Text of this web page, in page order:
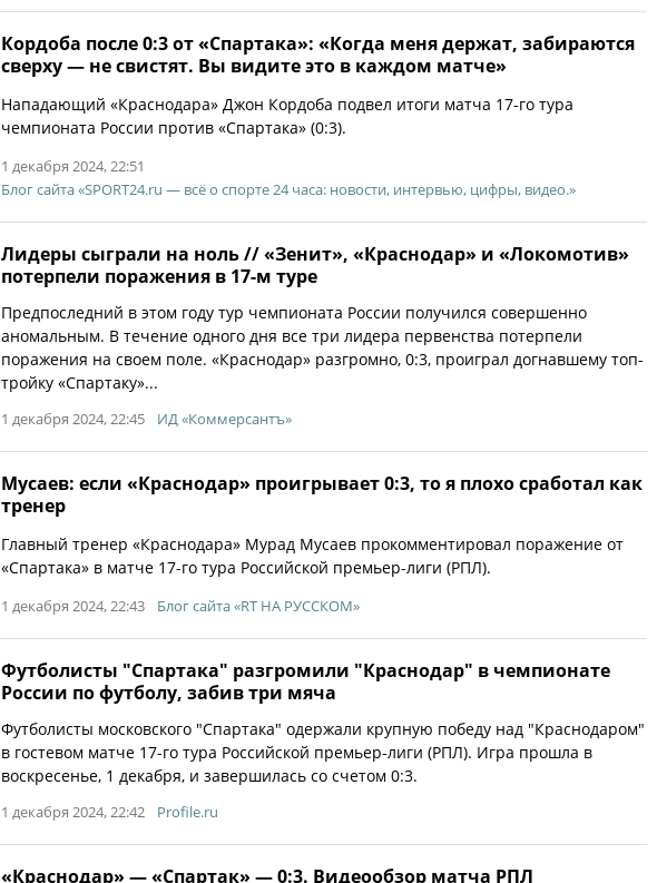
Кордоба после 0:3 от «Спартака»: «Когда меня держат, забираются
сверху — не свистят. Вы видите это в каждом матче»
Нападающий «Краснодара» Джон Кордоба подвел итоги матча 17-го тура
чемпионата России против «Спартака» (0:3).
1 декабря 2024, 22:51
Блог сайта «SPORT24.ru — всё о спорте 24 часа: новости, интервью, цифры, видео.»
Лидеры сыграли на ноль // «Зенит», «Краснодар» и «Локомотив»
потерпели поражения в 17-м туре
Предпоследний в этом году тур чемпионата России получился совершенно
аномальным. В течение одного дня все три лидера первенства потерпели
поражения на своем поле. «Краснодар» разгромно, 0:3, проиграл догнавшему топ-
тройку «Спартаку»...
1 декабря 2024, 22:45 ИД «Коммерсантъ»
Мусаев: если «Краснодар» проигрывает 0:3, то я плохо сработал как
тренер
Главный тренер «Краснодара» Мурад Мусаев прокомментировал поражение от
«Спартака» в матче 17-го тура Российской премьер-лиги (РПЛ).
1 декабря 2024, 22:43 Блог сайта «RT НА РУССКОМ»
Футболисты "Спартака" разгромили "Краснодар" в чемпионате
России по футболу, забив три мяча
Футболисты московского "Спартака" одержали крупную победу над "Краснодаром"
в гостевом матче 17-го тура Российской премьер-лиги (РПЛ). Игра прошла в
воскресенье, 1 декабря, и завершилась со счетом 0:3.
1 декабря 2024, 22:42 Profile.ru
«Краснодар» — «Спартак» — 0:3. Видеообзор матча РПЛ